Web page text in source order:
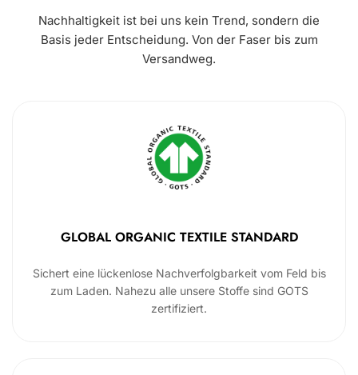
Nachhaltigkeit ist bei uns kein Trend, sondern die
Basis jeder Entscheidung. Von der Faser bis zum
Versandweg.
GLOBAL ORGANIC TEXTILE STANDARD
Sichert eine lückenlose Nachverfolgbarkeit vom Feld bis
zum Laden. Nahezu alle unsere Stoffe sind GOTS
zertifiziert.